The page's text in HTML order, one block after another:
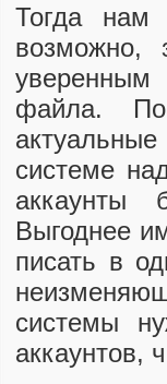
Тогда нам
возможно,
уверенным
файла.
системе
аккаунты
Выгоднее
писать в
системы
аккаунтов,